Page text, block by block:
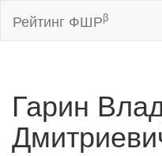
Рейтинг ФШРβ
Гарин